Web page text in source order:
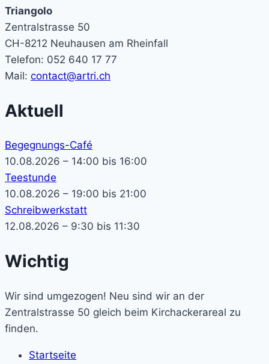
Triangolo
Zentralstrasse 50
CH-8212 Neuhausen am Rheinfall
Telefon: 052 640 17 77
Mail: contact@artri.ch
Aktuell
Begegnungs-Café
10.08.2026 – 14:00 bis 16:00
Teestunde
10.08.2026 – 19:00 bis 21:00
Schreibwerkstatt
12.08.2026 – 9:30 bis 11:30
Wichtig
Wir sind umgezogen! Neu sind wir an der
Zentralstrasse 50 gleich beim Kirchackerareal zu
finden.
Startseite